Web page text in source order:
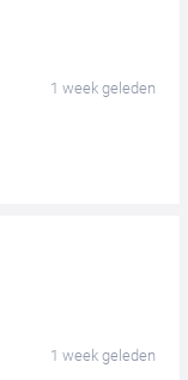
1 week geleden
1 week geleden